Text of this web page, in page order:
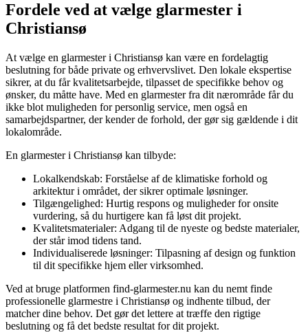
Fordele ved at vælge glarmester i
Christiansø
At vælge en glarmester i Christiansø kan være en fordelagtig
beslutning for både private og erhvervslivet. Den lokale ekspertise
sikrer, at du får kvalitetsarbejde, tilpasset de specifikke behov og
ønsker, du måtte have. Med en glarmester fra dit nærområde får du
ikke blot muligheden for personlig service, men også en
samarbejdspartner, der kender de forhold, der gør sig gældende i dit
lokalområde.
En glarmester i Christiansø kan tilbyde:
Lokalkendskab: Forståelse af de klimatiske forhold og
arkitektur i området, der sikrer optimale løsninger.
Tilgængelighed: Hurtig respons og muligheder for onsite
vurdering, så du hurtigere kan få løst dit projekt.
Kvalitetsmaterialer: Adgang til de nyeste og bedste materialer,
der står imod tidens tand.
Individualiserede løsninger: Tilpasning af design og funktion
til dit specifikke hjem eller virksomhed.
Ved at bruge platformen find-glarmester.nu kan du nemt finde
professionelle glarmestre i Christiansø og indhente tilbud, der
matcher dine behov. Det gør det lettere at træffe den rigtige
beslutning og få det bedste resultat for dit projekt.